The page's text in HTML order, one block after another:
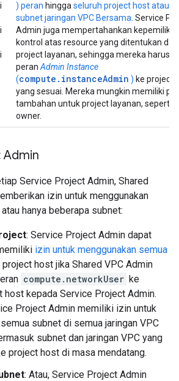
) peran hingga seluruh project host atau
subnet jaringan VPC Bersama . Service
Admin juga mempertahankan
kontrol atas resource yang ditentukan
project layanan, sehingga mereka harus
peran Admin Instance
(compute.instanceAdmin ) ke project
yang sesuai. Mereka mungkin memiliki
tambahan untuk project layanan, seperti
owner.
Service Project Admin, Shared
izin untuk menggunakan
hanya beberapa subnet:
: Service Project Admin dapat
izin untuk menggunakan semua
project host jika Shared VPC Admin
compute.networkUser ke
host kepada Service Project Admin.
Project Admin memiliki izin untuk
subnet di semua jaringan VPC
subnet dan jaringan VPC yang
project host di masa mendatang.
: Atau, Service Project Admin